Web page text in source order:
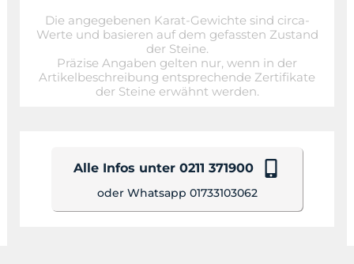
Die angegebenen Karat-Gewichte sind circa-
Werte und basieren auf dem gefassten Zustand
der Steine.
Präzise Angaben gelten nur, wenn in der
Artikelbeschreibung entsprechende Zertifikate
der Steine erwähnt werden.
Alle Infos unter 0211 371900
oder Whatsapp 01733103062